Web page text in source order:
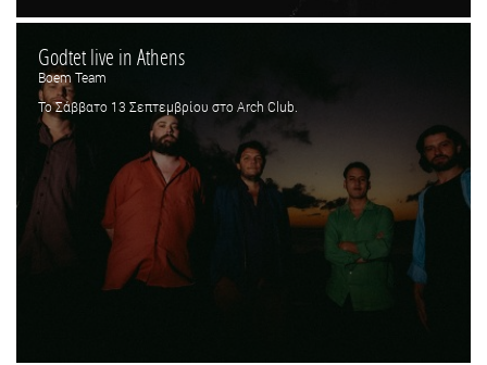
Godtet live in Athens
Boem Team
Το Σάββατο 13 Σεπτεμβρίου στο Arch Club.